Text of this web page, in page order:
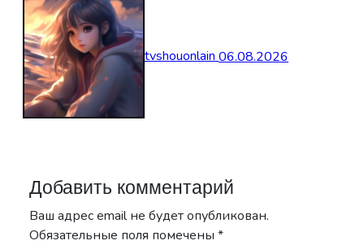
tvshouonlain06.08.2026
Добавить комментарий
Ваш адрес email не будет опубликован.
Обязательные поля помечены *